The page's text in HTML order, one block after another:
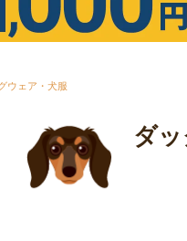
ウェア・犬服
ダ